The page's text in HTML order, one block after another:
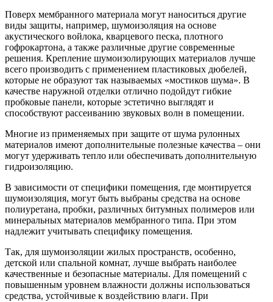
Поверх мембранного материала могут наноситься другие
виды защиты, например, шумоизоляция на основе
акустического войлока, кварцевого песка, плотного
гофрокартона, а также различные другие современные
решения. Крепление шумоизолирующих материалов лучше
всего производить с применением пластиковых дюбелей,
которые не образуют так называемых «мостиков шума». В
качестве наружной отделки отлично подойдут гибкие
пробковые панели, которые эстетично выглядят и
способствуют рассеиванию звуковых волн в помещении.
Многие из применяемых при защите от шума рулонных
материалов имеют дополнительные полезные качества – они
могут удерживать тепло или обеспечивать дополнительную
гидроизоляцию.
В зависимости от специфики помещения, где монтируется
шумоизоляция, могут быть выбраны средства на основе
полиуретана, пробки, различных битумных полимеров или
минеральных материалов мембранного типа. При этом
надлежит учитывать специфику помещения.
Так, для шумоизоляции жилых пространств, особенно,
детской или спальной комнат, лучше выбрать наиболее
качественные и безопасные материалы. Для помещений с
повышенным уровнем влажности должны использоваться
средства, устойчивые к воздействию влаги. При